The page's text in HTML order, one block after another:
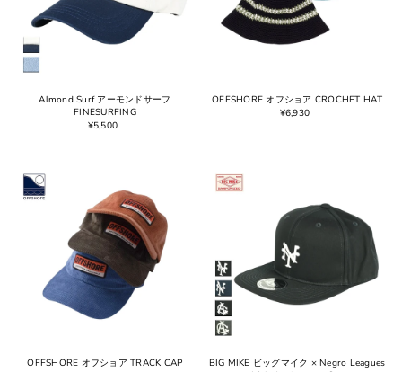
Almond Surf アーモンドサーフ
FINESURFING
¥5,500
OFFSHORE オフショア CROCHET HAT
¥6,930
OFFSHORE オフショア TRACK CAP
BIG MIKE ビッグマイク × Negro Leagues